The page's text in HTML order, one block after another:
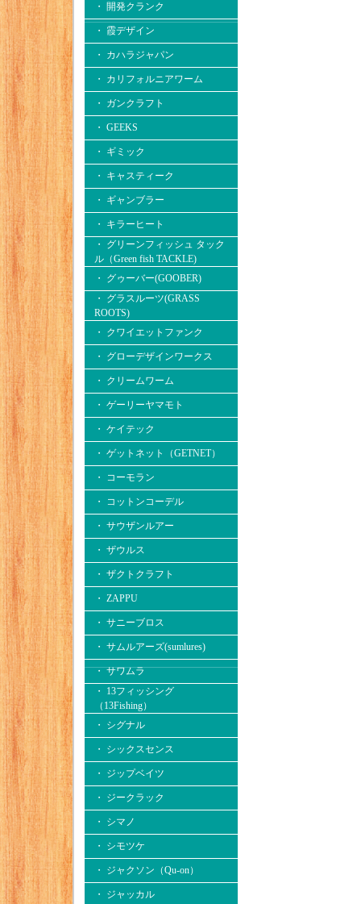
・ 開発クランク
・ 霞デザイン
・ カハラジャパン
・ カリフォルニアワーム
・ ガンクラフト
・ GEEKS
・ ギミック
・ キャスティーク
・ ギャンブラー
・ キラーヒート
・ グリーンフィッシュ タック
ル（Green fish TACKLE)
・ グゥーバー(GOOBER)
・ グラスルーツ(GRASS
ROOTS)
・ クワイエットファンク
・ グローデザインワークス
・ クリームワーム
・ ゲーリーヤマモト
・ ケイテック
・ ゲットネット（GETNET）
・ コーモラン
・ コットンコーデル
・ サウザンルアー
・ ザウルス
・ ザクトクラフト
・ ZAPPU
・ サニーブロス
・ サムルアーズ(sumlures)
・ サワムラ
・ 13フィッシング
（13Fishing）
・ シグナル
・ シックスセンス
・ ジップベイツ
・ ジークラック
・ シマノ
・ シモツケ
・ ジャクソン（Qu-on）
・ ジャッカル